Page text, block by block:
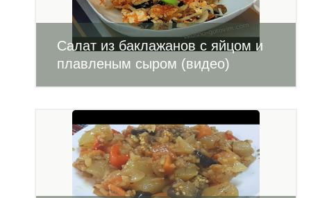
Салат из баклажанов с яйцом и
плавленым сыром (видео)